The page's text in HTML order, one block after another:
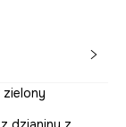
zielony